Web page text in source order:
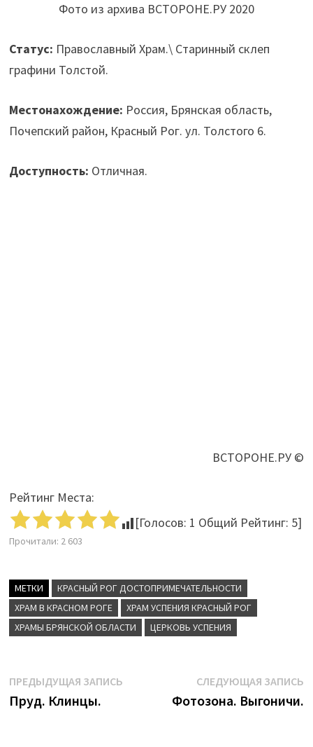
Фото из архива ВСТОРОНЕ.РУ 2020
Статус: Православный Храм.\ Старинный склеп
графини Толстой.
Местонахождение: Россия, Брянская область,
Почепский район, Красный Рог. ул. Толстого 6.
Доступность: Отличная.
ВСТОРОНЕ.РУ ©
Рейтинг Места:
[Голосов: 1 Общий Рейтинг: 5]
Прочитали: 2 603
МЕТКИ
КРАСНЫЙ РОГ ДОСТОПРИМЕЧАТЕЛЬНОСТИ
ХРАМ В КРАСНОМ РОГЕ
ХРАМ УСПЕНИЯ КРАСНЫЙ РОГ
ХРАМЫ БРЯНСКОЙ ОБЛАСТИ
ЦЕРКОВЬ УСПЕНИЯ
Навигация
по
ПРЕДЫДУЩАЯ ЗАПИСЬПредыдущая
Пруд. Клинцы.
СЛЕДУЮЩАЯ ЗАПИСЬ
Фотозона. Выгоничи.